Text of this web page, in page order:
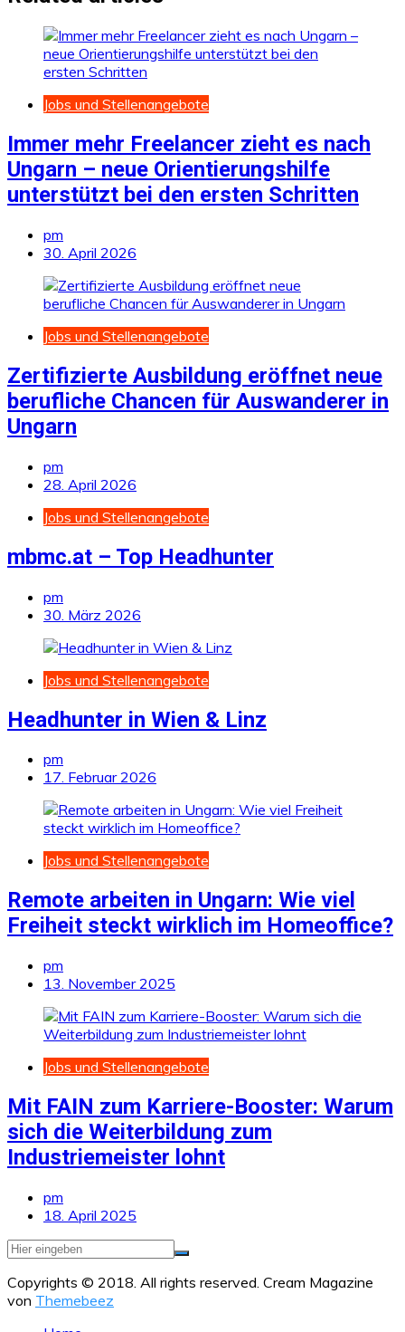
Jobs und Stellenangebote
Immer mehr Freelancer zieht es nach
Ungarn – neue Orientierungshilfe
unterstützt bei den ersten Schritten
pm
30. April 2026
Jobs und Stellenangebote
Zertifizierte Ausbildung eröffnet neue
berufliche Chancen für Auswanderer in
Ungarn
pm
28. April 2026
Jobs und Stellenangebote
mbmc.at – Top Headhunter
pm
30. März 2026
Jobs und Stellenangebote
Headhunter in Wien & Linz
pm
17. Februar 2026
Jobs und Stellenangebote
Remote arbeiten in Ungarn: Wie viel
Freiheit steckt wirklich im Homeoffice?
pm
13. November 2025
Jobs und Stellenangebote
Mit FAIN zum Karriere-Booster: Warum
sich die Weiterbildung zum
Industriemeister lohnt
pm
18. April 2025
Copyrights © 2018. All rights reserved. Cream Magazine
von Themebeez